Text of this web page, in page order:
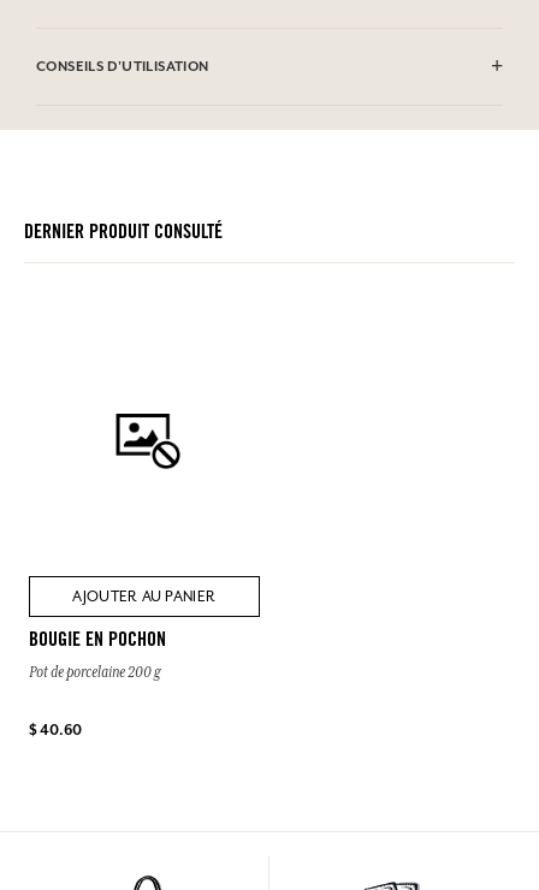
CONSEILS D'UTILISATION
DERNIER PRODUIT CONSULTÉ
AJOUTER AU PANIER
BOUGIE EN POCHON
Pot de porcelaine 200 g
$ 40.60